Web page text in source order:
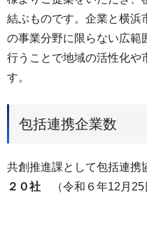
結ぶものです。企業と横浜
の事業分野に限らない広範
行うことで地域の活性化や
す。
包括連携企業数
共創推進課として包括連携
２０社 （令和６年12月25